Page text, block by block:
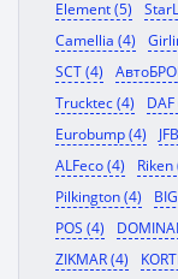
Element (5)
Camellia (4)
SCT (4)
Trucktec (4)
Eurobump (4)
ALFeco (4)
Riken
Pilkington (4)
POS (4)
ZIKMAR (4)